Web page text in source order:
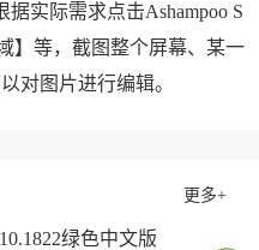
实际需求点击Ashampoo S
】等，截图整个屏幕、某一
对图片进行编辑。
更多+
绿色中文版